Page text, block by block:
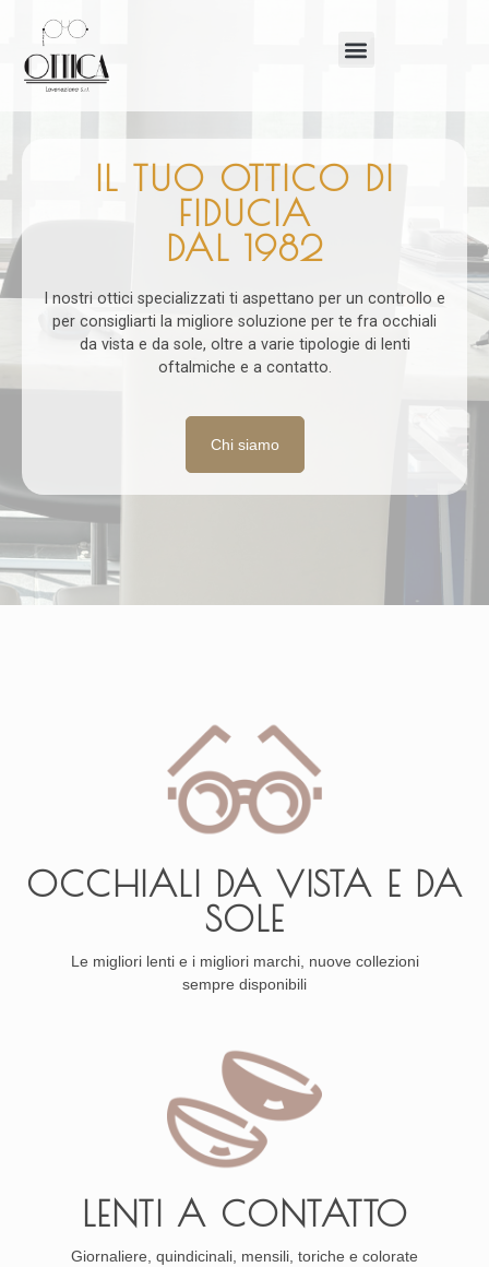
IL TUO OTTICO DI
FIDUCIA
DAL 1982
I nostri ottici specializzati ti aspettano per un controllo e
per consigliarti la migliore soluzione per te fra occhiali
da vista e da sole, oltre a varie tipologie di lenti
oftalmiche e a contatto.
Chi siamo
OCCHIALI DA VISTA E DA
SOLE
Le migliori lenti e i migliori marchi, nuove collezioni
sempre disponibili
LENTI A CONTATTO
Giornaliere, quindicinali, mensili, toriche e colorate